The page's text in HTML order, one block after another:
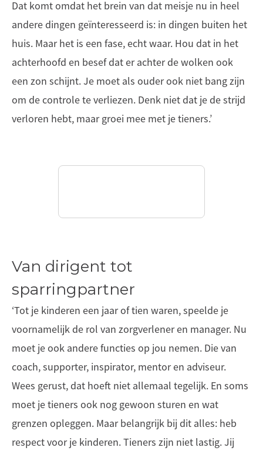
Dat komt omdat het brein van dat meisje nu in heel
andere dingen geïnteresseerd is: in dingen buiten het
huis. Maar het is een fase, echt waar. Hou dat in het
achterhoofd en besef dat er achter de wolken ook
een zon schijnt. Je moet als ouder ook niet bang zijn
om de controle te verliezen. Denk niet dat je de strijd
verloren hebt, maar groei mee met je tieners.’
Van dirigent tot
sparringpartner
‘Tot je kinderen een jaar of tien waren, speelde je
voornamelijk de rol van zorgverlener en manager. Nu
moet je ook andere functies op jou nemen. Die van
coach, supporter, inspirator, mentor en adviseur.
Wees gerust, dat hoeft niet allemaal tegelijk. En soms
moet je tieners ook nog gewoon sturen en wat
grenzen opleggen. Maar belangrijk bij dit alles: heb
respect voor je kinderen. Tieners zijn niet lastig. Jij